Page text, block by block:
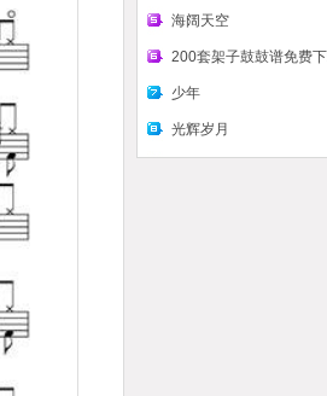
海阔天空
200套架子鼓鼓谱免费
少年
光辉岁月